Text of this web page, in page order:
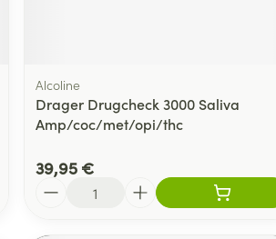
Alcoline
Drager Drugcheck 3000 Saliva
Amp/coc/met/opi/thc
39,95 €